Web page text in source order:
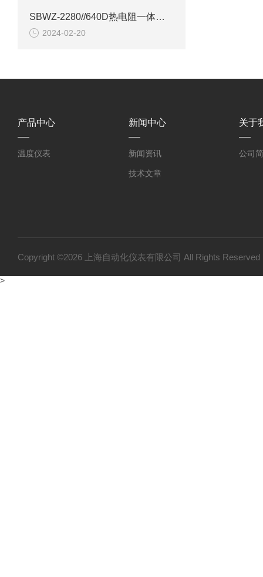
SBWZ-2280//640D热电阻一体化变送器产品介绍
2024-02-20
产品中心
温度仪表
新闻中心
新闻资讯
技术文章
关于
公司
Copyright ©2026 上海自动化仪表有限公司 All Rights
>